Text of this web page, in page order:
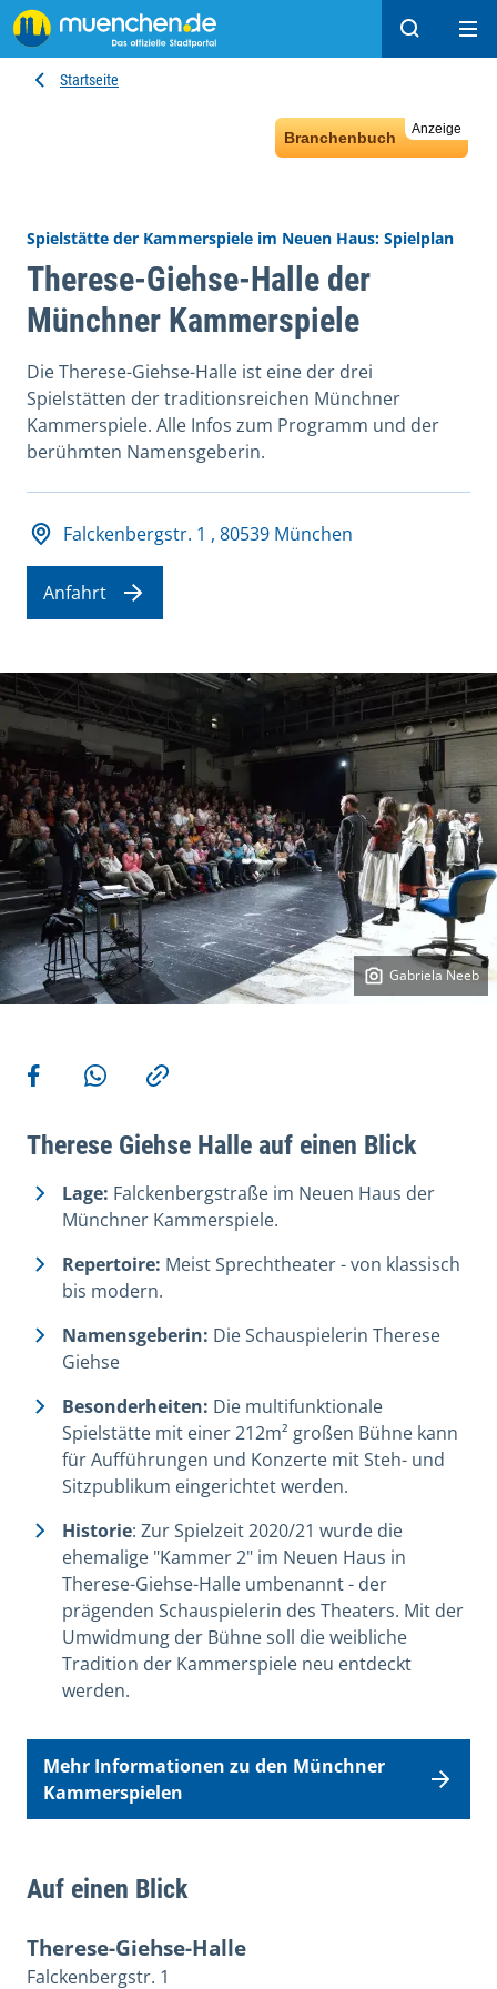
Suchen
Startseite
Anzeige
Branchenbuch
Spielstätte der Kammerspiele im Neuen Haus: Spielplan
Therese-Giehse-Halle der
Münchner Kammerspiele
Die Therese-Giehse-Halle ist eine der drei
Spielstätten der traditionsreichen Münchner
Kammerspiele. Alle Infos zum Programm und der
berühmten Namensgeberin.
Adresse und Öffnungszeiten
Falckenbergstr. 1 , 80539 München
Anfahrt
Gabriela Neeb
Weitere Aktionen
Teilen auf Facebook
Teilen via WhatsApp
Kopieren
Therese Giehse Halle auf einen Blick
Lage: Falckenbergstraße im Neuen Haus der
Münchner Kammerspiele.
Repertoire: Meist Sprechtheater - von klassisch
bis modern.
Namensgeberin: Die Schauspielerin Therese
Giehse
Besonderheiten: Die multifunktionale
Spielstätte mit einer 212m² großen Bühne kann
für Aufführungen und Konzerte mit Steh- und
Sitzpublikum eingerichtet werden.
Historie: Zur Spielzeit 2020/21 wurde die
ehemalige "Kammer 2" im Neuen Haus in
Therese-Giehse-Halle umbenannt - der
prägenden Schauspielerin des Theaters. Mit der
Umwidmung der Bühne soll die weibliche
Tradition der Kammerspiele neu entdeckt
werden.
Mehr Informationen zu den Münchner
Kammerspielen
Auf einen Blick
Therese-Giehse-Halle
Falckenbergstr. 1